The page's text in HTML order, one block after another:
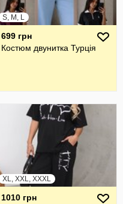
S, M, L
699 грн
Костюм двунитка Турція
XL, XXL, XXXL
1010 грн